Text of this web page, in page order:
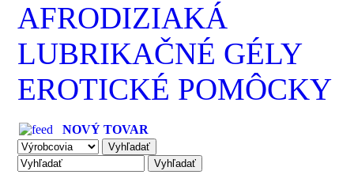
AFRODIZIAKÁ
LUBRIKAČNÉ GÉLY
EROTICKÉ POMÔCKY
NOVÝ TOVAR